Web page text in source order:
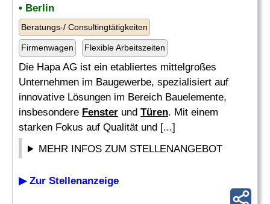
• Berlin
Beratungs-/ Consultingtätigkeiten
Firmenwagen Flexible Arbeitszeiten
Die Hapa AG ist ein etabliertes mittelgroßes
Unternehmen im Baugewerbe, spezialisiert auf
innovative Lösungen im Bereich Bauelemente,
insbesondere Fenster und Türen. Mit einem
starken Fokus auf Qualität und [...]
MEHR INFOS ZUM STELLENANGEBOT
▶ Zur Stellenanzeige